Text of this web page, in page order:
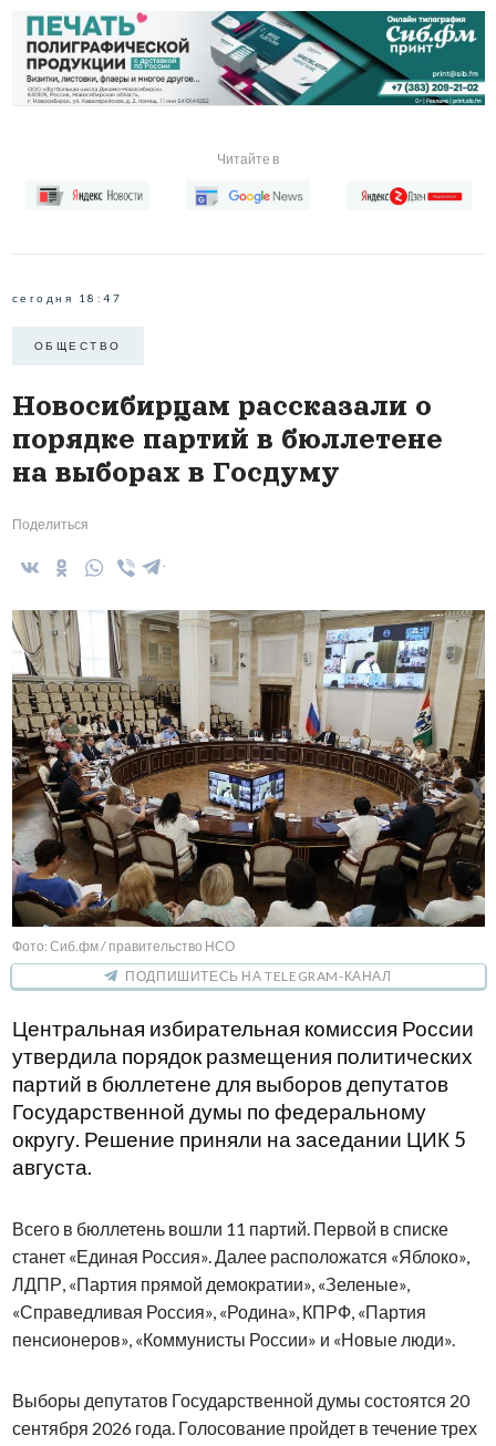
Читайте в
сегодня 18:47
ОБЩЕСТВО
Новосибирцам рассказали о
порядке партий в бюллетене
на выборах в Госдуму
Поделиться
Фото: Сиб.фм / правительство НСО
ПОДПИШИТЕСЬ НА TELEGRAM-КАНАЛ
Центральная избирательная комиссия России
утвердила порядок размещения политических
партий в бюллетене для выборов депутатов
Государственной думы по федеральному
округу. Решение приняли на заседании ЦИК 5
августа.
Всего в бюллетень вошли 11 партий. Первой в списке
станет «Единая Россия». Далее расположатся «Яблоко»,
ЛДПР, «Партия прямой демократии», «Зеленые»,
«Справедливая Россия», «Родина», КПРФ, «Партия
пенсионеров», «Коммунисты России» и «Новые люди».
Выборы депутатов Государственной думы состоятся 20
сентября 2026 года. Голосование пройдет в течение трех